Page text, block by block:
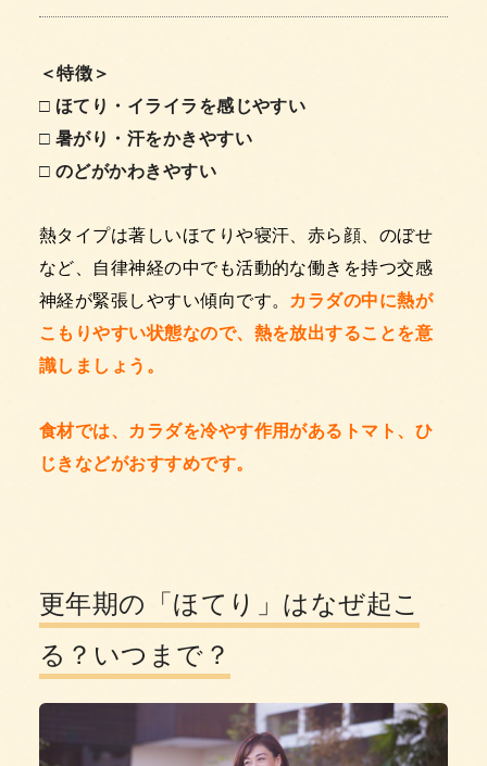
＜特徴＞
□ ほてり・イライラを感じやすい
□ 暑がり・汗をかきやすい
□ のどがかわきやすい
熱タイプは著しいほてりや寝汗、赤ら顔、のぼせ
など、自律神経の中でも活動的な働きを持つ交感
神経が緊張しやすい傾向です。 カラダの中に熱が
こもりやすい状態なので、熱を放出することを意
識しましょう。
食材では、カラダを冷やす作用があるトマト、ひ
じきなどがおすすめです。
更年期の「ほてり」はなぜ起こ
る？いつまで？